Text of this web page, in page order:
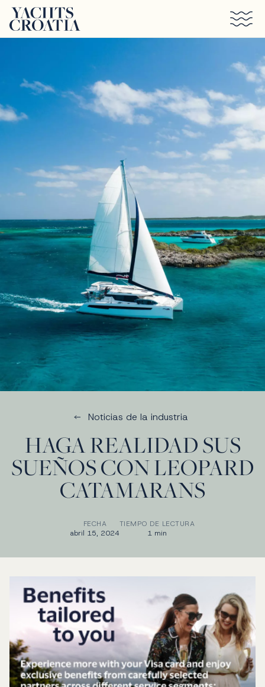
Saltar al contenido principal
Noticias de la industria
HAGA REALIDAD SUS
SUEÑOS CON LEOPARD
CATAMARANS
FECHA
abril 15, 2024
TIEMPO DE LECTURA
1 min